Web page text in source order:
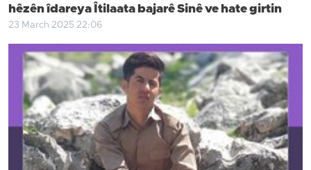
hêzên îdareya Îtilaata bajarê Sinê ve hate girtin
23 March 2025 22:06